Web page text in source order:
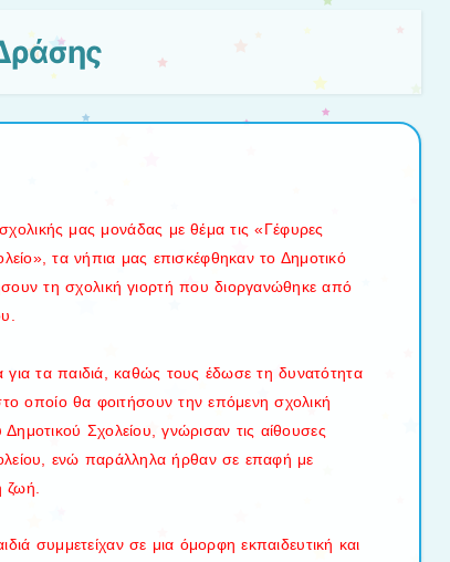
μας μονάδας με θέμα τις «Γέφυρες
τα νήπια μας επισκέφθηκαν το Δημοτικό
τη σχολική γιορτή που διοργανώθηκε από
για τα παιδιά, καθώς τους έδωσε τη δυνατότητα
οποίο θα φοιτήσουν την επόμενη σχολική
Σχολείου, γνώρισαν τις αίθουσες
ενώ παράλληλα ήρθαν σε επαφή με
ζωή.
συμμετείχαν σε μια όμορφη εκπαιδευτική και